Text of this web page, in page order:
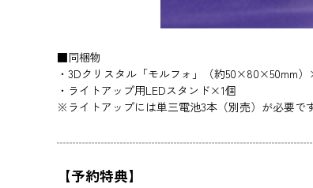
■同梱物
・3Dクリスタル「モルフォ」（約50×80×50mm
・ライトアップ用LEDスタンド×1個
※ライトアップには単三電池3本（別売）が必要です
【予約特典】